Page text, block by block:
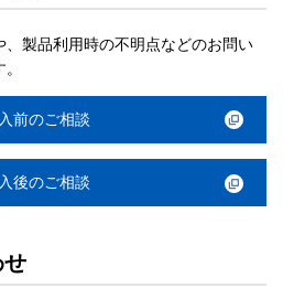
製品利用時の不明点などのお問い
前のご相談
後のご相談
せ